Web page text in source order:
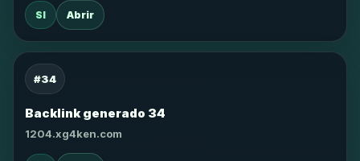
SI Abrir
#34
Backlink generado 34
1204.xg4ken.com